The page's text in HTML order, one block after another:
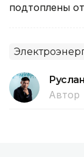
подтоплены
Автор